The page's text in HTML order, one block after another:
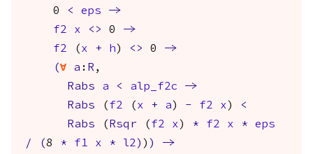
0
< eps
->
f2
x <> 0 ->
f2 ( x + h ) <> 0 ->
(forall a : R ,
Rabs
a < alp_f2c
->
Rabs ( f2 ( x + a ) - f2 x )
<
Rabs ( Rsqr ( f2 x ) * f2 x *
eps
/
(8 * f1 x * l2 ) ) )
->